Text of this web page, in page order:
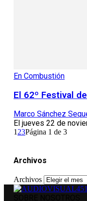
En Combustión
El 62º Festival
Marco Sánchez
El jueves 22 de
1 23Página 1 de 3
Archivos
Archivos